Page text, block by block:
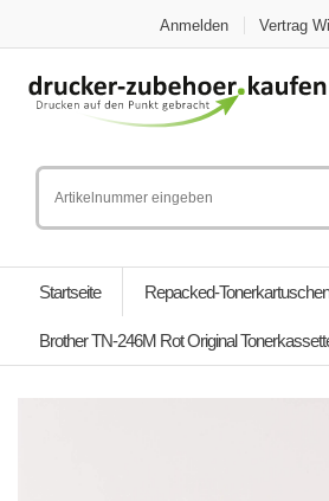
Anmelden Vertrag
Startseite Repacked-
Brother TN-246M Rot Original